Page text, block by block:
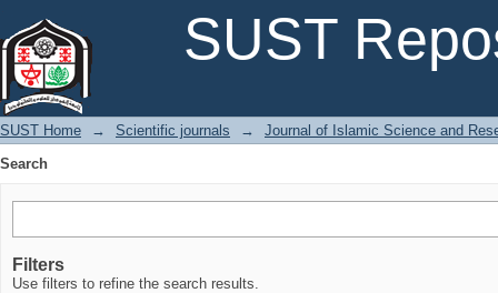
SUST
SUST Home → Scientific journals →
Journal of Islamic Science and
Search
Filters
Use filters to refine the search results.